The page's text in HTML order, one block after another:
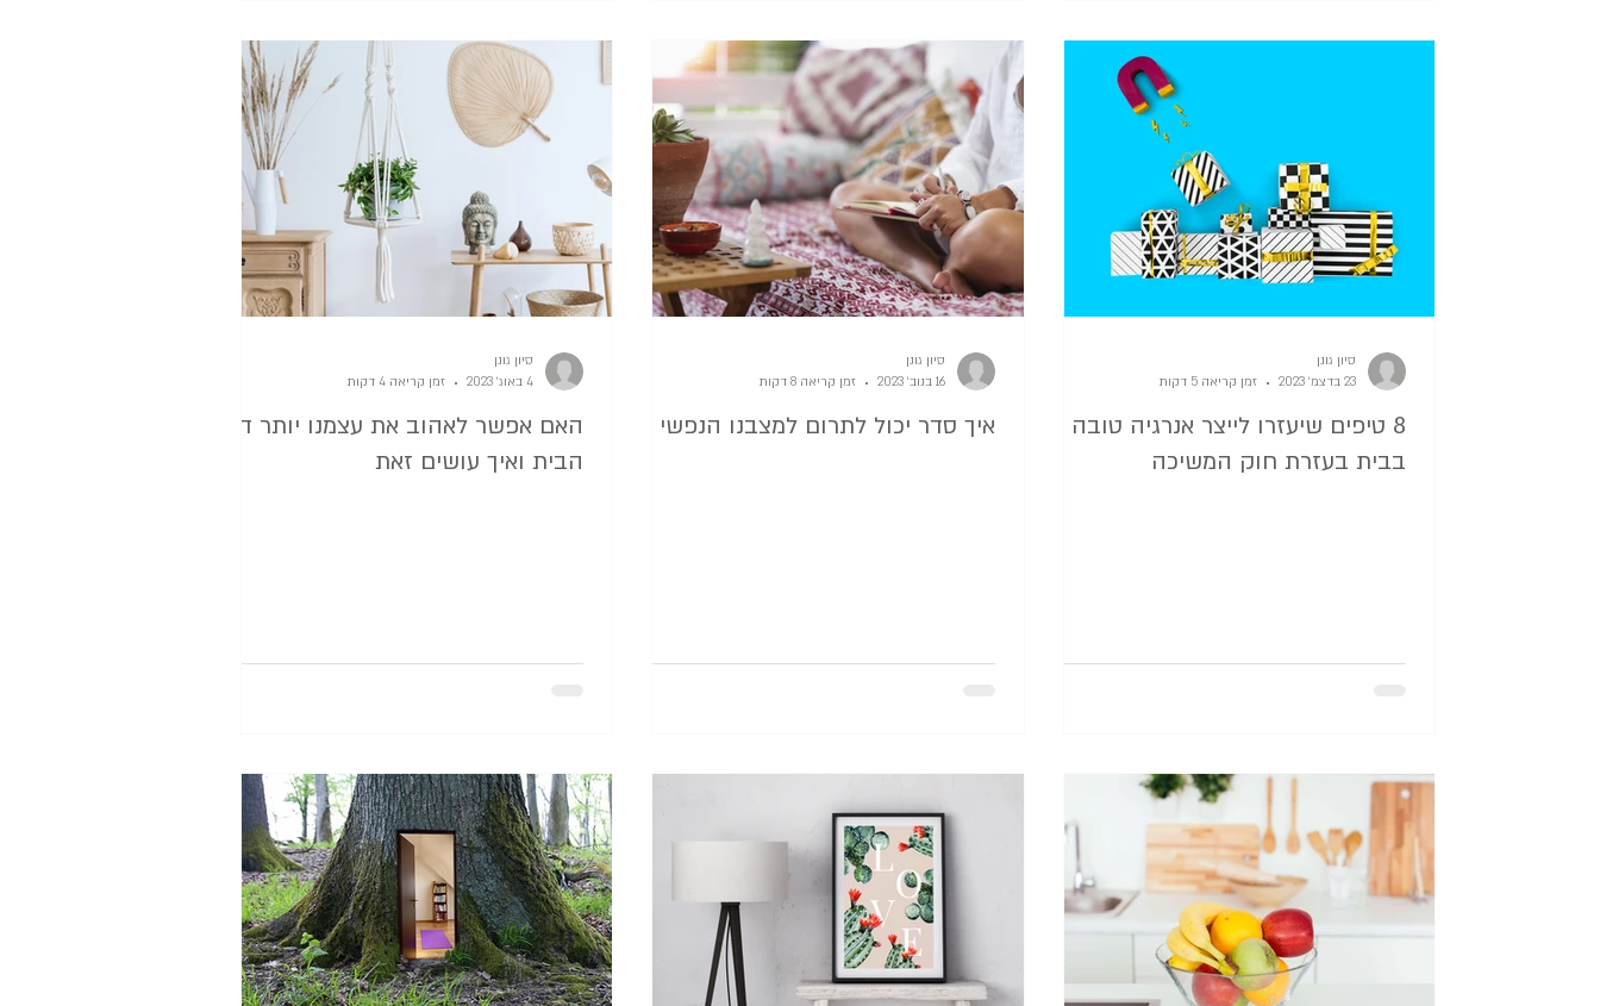
8 טיפים שיעזרו לייצר אנרגיה טובה
בבית בעזרת חוק המשיכה
סיון גונן
23 בדצמ׳ 2023
זמן קריאה 5 דקות
איך סדר יכול לתרום למצבנו הנפשי
סיון גונן
16 בנוב׳ 2023
זמן קריאה 8 דקות
האם אפשר לאהוב את עצמנו יותר דרך
הבית ואיך עושים זאת
סיון גונן
4 באוג׳ 2023
זמן קריאה 4 דקות